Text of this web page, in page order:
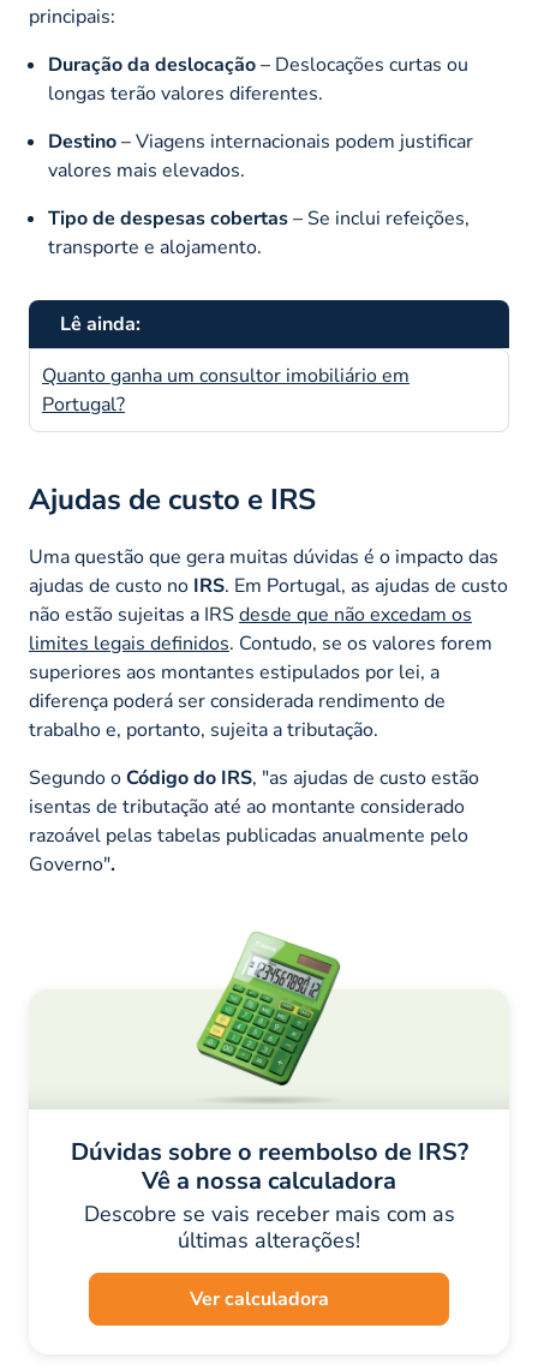
principais:
Duração da deslocação– Deslocações curtas ou
longas terão valores diferentes.
Destino–Viagens internacionais podem justificar
valores mais elevados.
Tipo de despesas cobertas– Se inclui refeições,
transporte e alojamento.
Lê ainda:
Quanto ganha um consultor imobiliário em
Portugal?
Ajudas de custo e IRS
Uma questão que gera muitas dúvidas é o impacto das
ajudas de custo no IRS. Em Portugal, as ajudas de custo
não estão sujeitas a IRSdesde que não excedam os
limites legais definidos. Contudo, se os valores forem
superiores aos montantes estipulados por lei, a
diferença poderá ser considerada rendimento de
trabalho e, portanto, sujeita a tributação.
Segundo oCódigo do IRS, "as ajudas de custo estão
isentas de tributação até ao montante considerado
razoável pelas tabelas publicadas anualmente pelo
Governo".
Dúvidas sobre o reembolso de IRS?
Vê a nossa calculadora
Descobre se vais receber mais com as
últimas alterações!
Ver calculadora